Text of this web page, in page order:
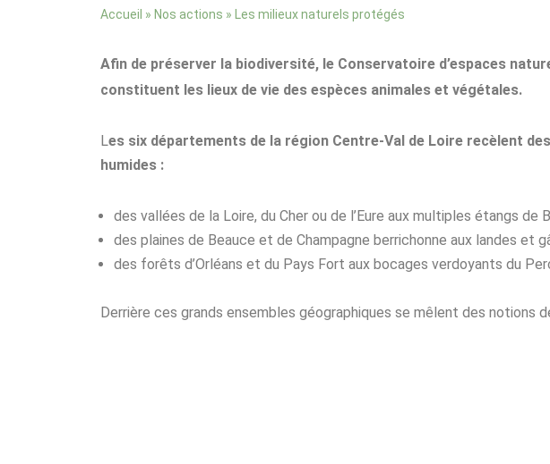
Accueil » Nos actions » Les milieux naturels protégés
Afin de préserver la biodiversité, le Conservatoire d’espaces
constituent les lieux de vie des espèces animales et végétales.
Les six départements de la région Centre-Val de Loire recèlent
humides :
des vallées de la Loire, du Cher ou de l’Eure aux multiples étangs de
des plaines de Beauce et de Champagne berrichonne aux landes et
des forêts d’Orléans et du Pays Fort aux bocages verdoyants du
Derrière ces grands ensembles géographiques se mêlent des notions